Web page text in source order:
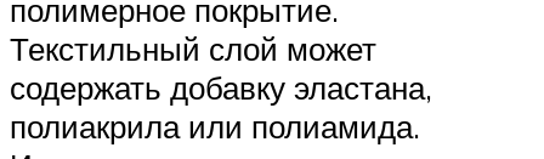
полимерное покрытие.
Текстильный слой может
содержать добавку эластана,
полиакрила или полиамида.